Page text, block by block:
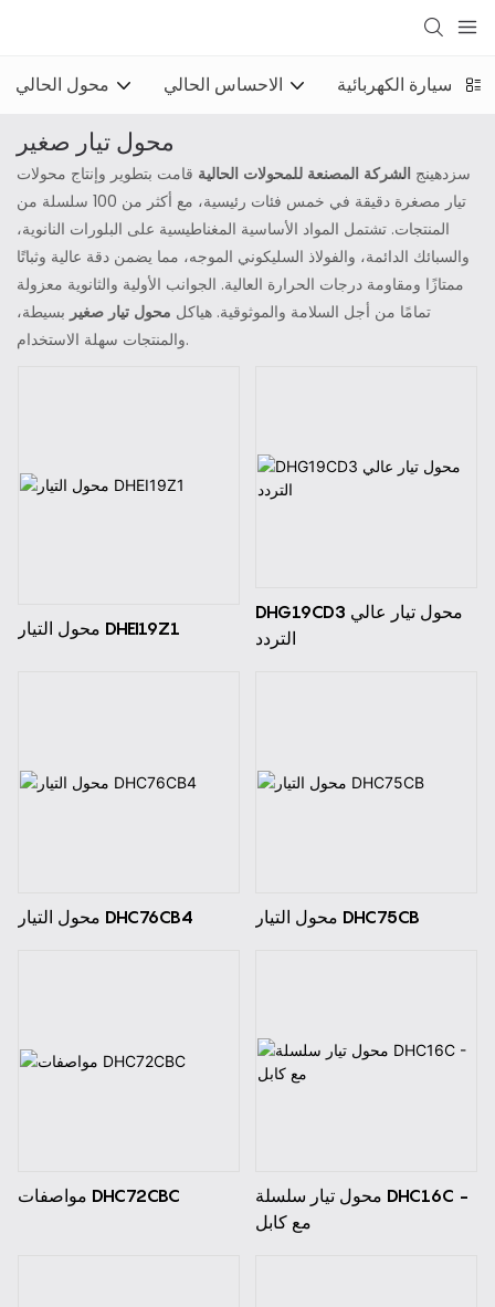
محول الحالي الاحساس الحالي السيارة الكهربائية
محول تيار صغير
سزدهينج الشركة المصنعة للمحولات الحالية قامت بتطوير وإنتاج محولات
تيار مصغرة دقيقة في خمس فئات رئيسية، مع أكثر من 100 سلسلة من
المنتجات. تشتمل المواد الأساسية المغناطيسية على البلورات النانوية،
والسبائك الدائمة، والفولاذ السليكوني الموجه، مما يضمن دقة عالية وثباتًا
ممتازًا ومقاومة درجات الحرارة العالية. الجوانب الأولية والثانوية معزولة
تمامًا من أجل السلامة والموثوقية. هياكل محول تيار صغير بسيطة،
والمنتجات سهلة الاستخدام.
محول التيار DHEI19Z1
DHG19CD3 محول تيار عالي
التردد
محول التيار DHC76CB4 محول التيار DHC75CB
مواصفات DHC72CBC
محول تيار سلسلة DHC16C -
مع كابل